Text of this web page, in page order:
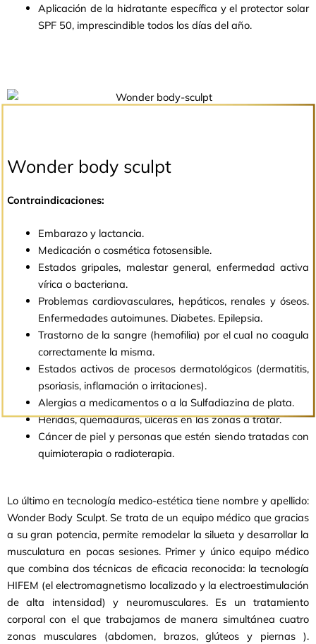
Aplicación de la hidratante específica y el protector solar
SPF 50, imprescindible todos los días del año.
Lo último en tecnología medico-estética tiene nombre y apellido:
Wonder Body Sculpt. Se trata de un equipo médico que gracias
a su gran potencia, permite remodelar la silueta y desarrollar la
musculatura en pocas sesiones. Primer y único equipo médico
que combina dos técnicas de eficacia reconocida: la tecnología
HIFEM (el electromagnetismo localizado y la electroestimulación
de alta intensidad) y neuromusculares. Es un tratamiento
corporal con el que trabajamos de manera simultánea cuatro
zonas musculares (abdomen, brazos, glúteos y piernas ).
Wonder body sculpt
Contraindicaciones:
Embarazo y lactancia.
Medicación o cosmética fotosensible.
Estados gripales, malestar general, enfermedad activa
vírica o bacteriana.
Problemas cardiovasculares, hepáticos, renales y óseos.
Enfermedades autoimunes. Diabetes. Epilepsia.
Trastorno de la sangre (hemofilia) por el cual no coagula
correctamente la misma.
Estados activos de procesos dermatológicos (dermatitis,
psoriasis, inflamación o irritaciones).
Alergias a medicamentos o a la Sulfadiazina de plata.
Heridas, quemaduras, úlceras en las zonas a tratar.
Cáncer de piel y personas que estén siendo tratadas con
quimioterapia o radioterapia.